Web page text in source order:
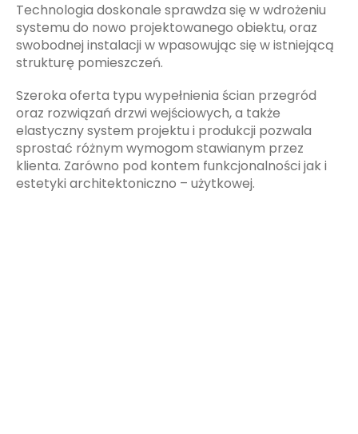
Technologia doskonale sprawdza się w wdrożeniu
systemu do nowo projektowanego obiektu, oraz
swobodnej instalacji w wpasowując się w istniejącą
strukturę pomieszczeń.
Szeroka oferta typu wypełnienia ścian przegród
oraz rozwiązań drzwi wejściowych, a także
elastyczny system projektu i produkcji pozwala
sprostać różnym wymogom stawianym przez
klienta. Zarówno pod kontem funkcjonalności jak i
estetyki architektoniczno – użytkowej.